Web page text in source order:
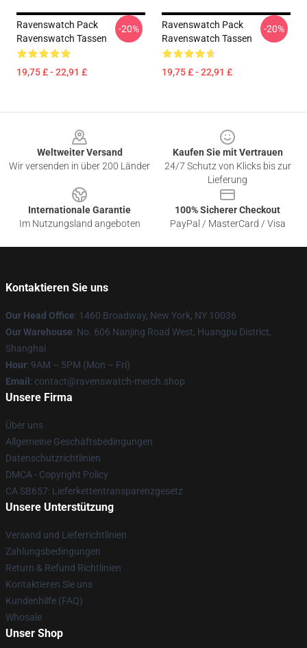
Ravenswatch Pack
Ravenswatch Tassen
19,75 £ - 22,91 £
-20%
Ravenswatch Pack
Ravenswatch Tassen
19,75 £ - 22,91 £
-20%
Weltweiter Versand
Wir versenden in über 200 Länder
Kaufen Sie mit Vertrauen
24/7 Schutz von Klicks bis zur
Lieferung
Internationale Garantie
Im Nutzungsland angeboten
100% Sicherer Checkout
PayPal / MasterCard / Visa
Kontaktieren Sie uns
Our Head Office: 1460 Broadway, New York, NY 10036
Our Warehouse: No. 606 Nanjing Road West, Huangpu District,
Shanghai
Hour: 9AM – 5PM (Mon – Fri)
Email : contact@ravenswatch-merch.shop
Unsere Firma
Über uns
Allgemeine Geschäftsbedingungen
Datenschutzrichtlinien
DMCA - Copyright Policy
CA SB657: Lieferkettentransparenzgesetz
Unsere Unterstützung
Versand und Lieferrichtlinien
Zahlungsbedingungen
Return & Refund Richtlinien
Kontaktieren Sie uns
Kundenhilfe (FAQ)
Whosale
Unser Shop